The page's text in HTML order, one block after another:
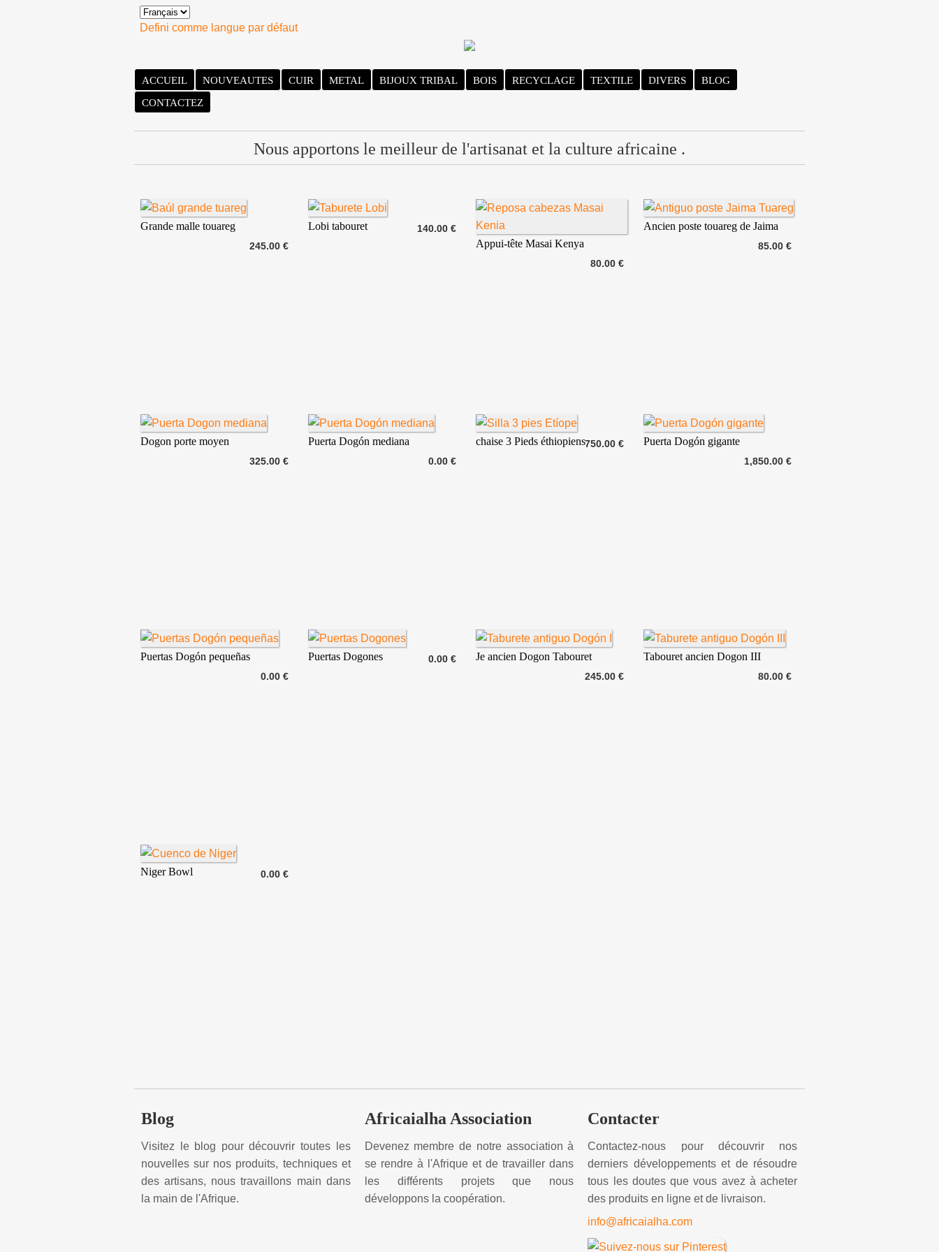
Defini comme langue par défaut
ACCUEIL NOUVEAUTES CUIR METAL BIJOUX TRIBAL BOIS RECYCLAGE TEXTILE DIVERS
BLOG
CONTACTEZ
Nous apportons le meilleur de l'artisanat et la culture africaine .
245.00 €
Grande malle touareg 140.00 €
Lobi tabouret
80.00 €
Appui-tête Masai Kenya 85.00 €
Ancien poste touareg de Jaima
325.00 €
Dogon porte moyen
0.00 €
Puerta Dogón mediana 750.00 €
chaise 3 Pieds éthiopiens
1,850.00 €
Puerta Dogón gigante
0.00 €
Puertas Dogón pequeñas 0.00 €
Puertas Dogones
245.00 €
Je ancien Dogon Tabouret
80.00 €
Tabouret ancien Dogon III
0.00 €
Niger Bowl
Blog
Visitez le blog pour découvrir toutes les
nouvelles sur nos produits, techniques et
des artisans, nous travaillons main dans
la main de l'Afrique.
Africaialha Association
Devenez membre de notre association à
se rendre à l'Afrique et de travailler dans
les différents projets que nous
développons la coopération.
Contacter
Contactez-nous pour découvrir nos
derniers développements et de résoudre
tous les doutes que vous avez à acheter
des produits en ligne et de livraison.
info@africaialha.com